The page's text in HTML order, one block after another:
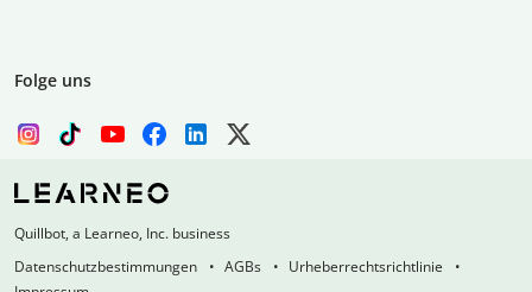
Folge uns
Quillbot, a Learneo, Inc. business
Datenschutzbestimmungen
AGBs
Urheberrechtsrichtlinie